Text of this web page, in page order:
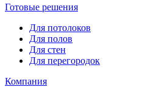
Готовые решения
Для потолоков
Для полов
Для стен
Для перегородок
Компания